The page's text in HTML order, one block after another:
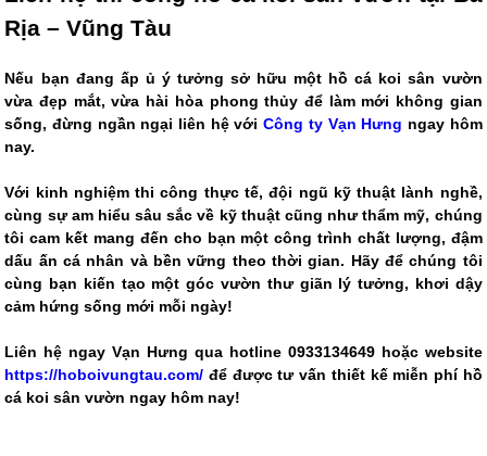
Rịa – Vũng Tàu
Nếu bạn đang ấp ủ ý tưởng sở hữu một hồ cá koi sân vườn
vừa đẹp mắt, vừa hài hòa phong thủy để làm mới không gian
sống, đừng ngần ngại liên hệ vớiCông ty Vạn Hưng ngay hôm
nay.
Với kinh nghiệm thi công thực tế, đội ngũ kỹ thuật lành nghề,
cùng sự am hiểu sâu sắc về kỹ thuật cũng như thẩm mỹ, chúng
tôi cam kết mang đến cho bạn một công trình chất lượng, đậm
dấu ấn cá nhân và bền vững theo thời gian. Hãy để chúng tôi
cùng bạn kiến tạo một góc vườn thư giãn lý tưởng, khơi dậy
cảm hứng sống mới mỗi ngày!
Liên hệ ngay Vạn Hưng qua hotline 0933134649 hoặc website
https://hoboivungtau.com/ để được tư vấn thiết kế miễn phí hồ
cá koi sân vườn ngay hôm nay!